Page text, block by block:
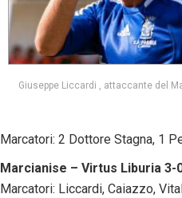
Giuseppe Liccardi , attaccante del
Marcatori: 2 Dottore Stagna, 1
Marcianise – Virtus Liburia 3-
Marcatori: Liccardi, Caiazzo,